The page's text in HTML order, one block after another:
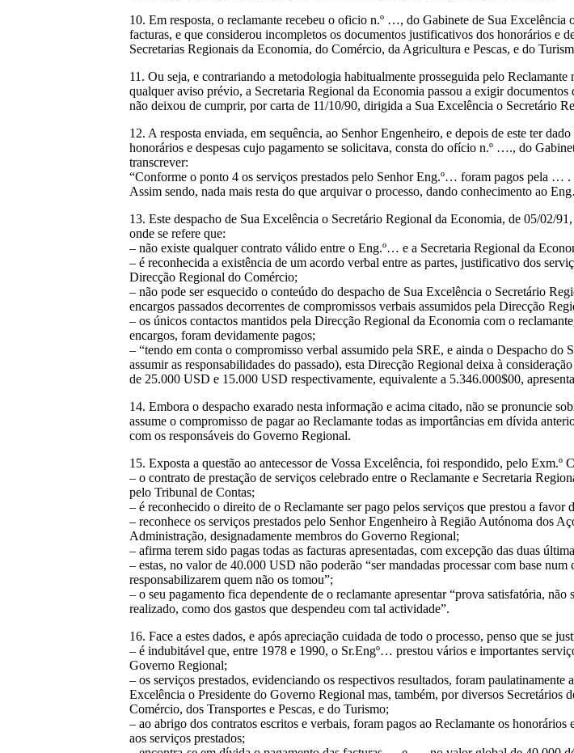
10. Em resposta, o reclamante recebeu o oficio n.º …, do Gabinete de Sua
facturas, e que considerou incompletos os documentos justificativos dos honorários e
Secretarias Regionais da Economia, do Comércio, da Agricultura e Pescas, e do
11. Ou seja, e contrariando a metodologia habitualmente prosseguida pelo
qualquer aviso prévio, a Secretaria Regional da Economia passou a exigir
não deixou de cumprir, por carta de 11/10/90, dirigida a Sua Excelência o Secretário
12. A resposta enviada, em sequência, ao Senhor Engenheiro, e depois de este ter
honorários e despesas cujo pagamento se solicitava, consta do ofício n.º …., do
transcrever:
“Conforme o ponto 4 os serviços prestados pelo Senhor Eng.º… foram pagos pela … .
Assim sendo, nada mais resta do que arquivar o processo, dando conhecimento ao
13. Este despacho de Sua Excelência o Secretário Regional da Economia, de 05/02/
onde se refere que:
– não existe qualquer contrato válido entre o Eng.º… e a Secretaria Regional da
– é reconhecida a existência de um acordo verbal entre as partes, justificativo dos
Direcção Regional do Comércio;
– não pode ser esquecido o conteúdo do despacho de Sua Excelência o Secretário
encargos passados decorrentes de compromissos verbais assumidos pela Direcção
– os únicos contactos mantidos pela Direcção Regional da Economia com o
encargos, foram devidamente pagos;
– “tendo em conta o compromisso verbal assumido pela SRE, e ainda o Despacho
assumir as responsabilidades do passado), esta Direcção Regional deixa à
de 25.000 USD e 15.000 USD respectivamente, equivalente a 5.346.000$00,
14. Embora o despacho exarado nesta informação e acima citado, não se pronuncie
assume o compromisso de pagar ao Reclamante todas as importâncias em dívida
com os responsáveis do Governo Regional.
15. Exposta a questão ao antecessor de Vossa Excelência, foi respondido, pelo
– o contrato de prestação de serviços celebrado entre o Reclamante e Secretaria
pelo Tribunal de Contas;
– é reconhecido o direito de o Reclamante ser pago pelos serviços que prestou a favor
– reconhece os serviços prestados pelo Senhor Engenheiro à Região Autónoma dos
Administração, designadamente membros do Governo Regional;
– afirma terem sido pagas todas as facturas apresentadas, com excepção das duas
– estas, no valor de 40.000 USD não poderão “ser mandadas processar com base
responsabilizarem quem não os tomou”;
– o seu pagamento fica dependente de o reclamante apresentar “prova satisfatória,
realizado, como dos gastos que despendeu com tal actividade”.
16. Face a estes dados, e após apreciação cuidada de todo o processo, penso que se
– é indubitável que, entre 1978 e 1990, o Sr.Engº… prestou vários e importantes
Governo Regional;
– os serviços prestados, evidenciando os respectivos resultados, foram
Excelência o Presidente do Governo Regional mas, também, por diversos
Comércio, dos Transportes e Pescas, e do Turismo;
– ao abrigo dos contratos escritos e verbais, foram pagos ao Reclamante os honorários
aos serviços prestados;